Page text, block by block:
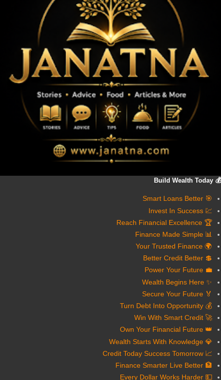
💰 Build Wealth Today
🎯 Smart Loans Better
💹 Invest In Success
🏆 Reach Financial Excellence
📊 Finance Made Simple
🌍 Your Trusted Finance
💲 Better Credit Better
💼 Power Your Future
✨ Wealth Begins Here
🏅 Secure Your Future
💰 Turn Debt Into Opportunity
🚀 Win With Smart Credit
👑 Own Your Financial Future
💎 Wealth Starts With Knowledge
📈 Credit Today Success Tomorrow
🏦 Finance Smarter Live Better
💵 Every Dollar Works Harder